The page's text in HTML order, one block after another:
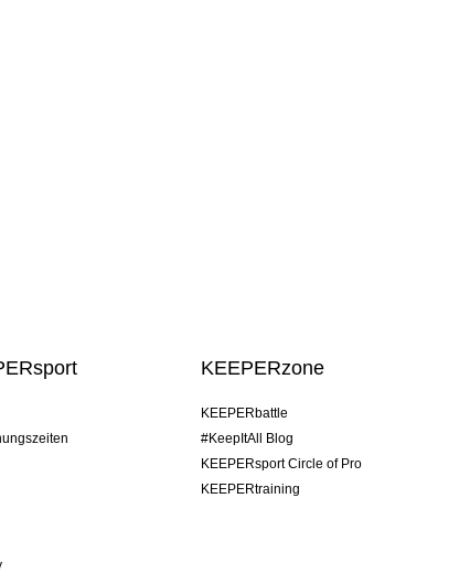
KEEPERzone
KEEPERbattle
#KeepItAll Blog
KEEPERsport Circle of Pro
KEEPERtraining